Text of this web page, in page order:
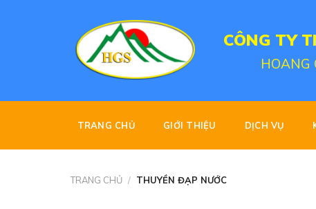
CÔNG TY
HOANG
TRANG CHỦ GIỚI THIỆU DỊCH VỤ
TRANG CHỦ / THUYỀN ĐẠP NƯỚC